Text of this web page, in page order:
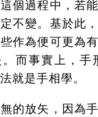
這個過程中，若
不變。基於此
作為便可更為
而事實上，手
就是手相學。
的放矢，因為